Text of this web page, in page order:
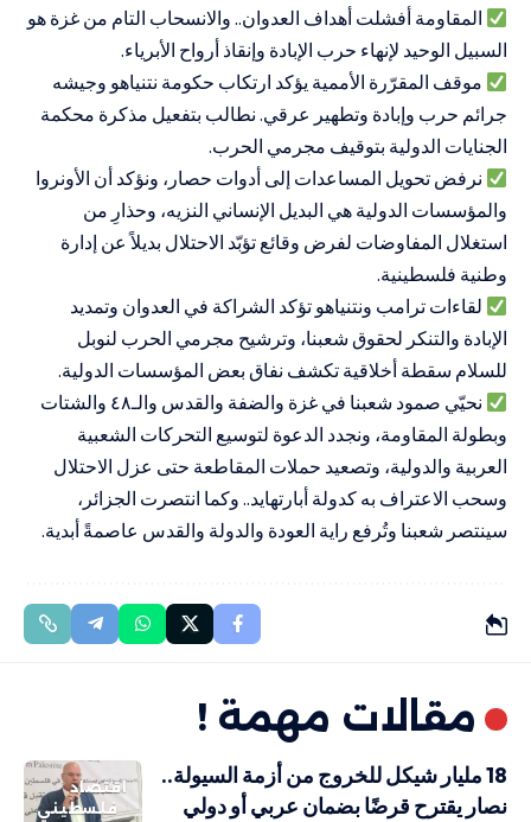
المقاومة أفشلت أهداف العدوان.. والانسحاب التام من غزة هو
السبيل الوحيد لإنهاء حرب الإبادة وإنقاذ أرواح الأبرياء.
موقف المقرّرة الأممية يؤكد ارتكاب حكومة نتنياهو وجيشه
جرائم حرب وإبادة وتطهير عرقي. نطالب بتفعيل مذكرة محكمة
الجنايات الدولية بتوقيف مجرمي الحرب.
نرفض تحويل المساعدات إلى أدوات حصار، ونؤكد أن الأونروا
والمؤسسات الدولية هي البديل الإنساني النزيه، وحذارِ من
استغلال المفاوضات لفرض وقائع تؤبّد الاحتلال بديلاً عن إدارة
وطنية فلسطينية.
لقاءات ترامب ونتنياهو تؤكد الشراكة في العدوان وتمديد
الإبادة والتنكر لحقوق شعبنا، وترشيح مجرمي الحرب لنوبل
للسلام سقطة أخلاقية تكشف نفاق بعض المؤسسات الدولية.
نحيّي صمود شعبنا في غزة والضفة والقدس والـ٤٨ والشتات
وبطولة المقاومة، ونجدد الدعوة لتوسيع التحركات الشعبية
العربية والدولية، وتصعيد حملات المقاطعة حتى عزل الاحتلال
وسحب الاعتراف به كدولة أبارتهايد.. وكما انتصرت الجزائر،
سينتصر شعبنا وتُرفع راية العودة والدولة والقدس عاصمةً أبدية.
مقالات مهمة !
اقتصاد
فلسطيني
18 مليار شيكل للخروج من أزمة السيولة..
نصار يقترح قرضًا بضمان عربي أو دولي